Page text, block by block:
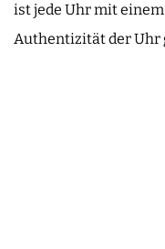
ist jede Uhr mit
Authentizität der Uhr